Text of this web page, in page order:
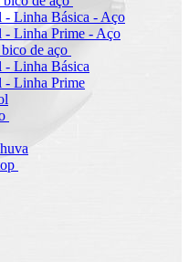
- Linha Básica - Aço
- Linha Prime - Aço
de aço
- Linha Básica
- Linha Prime